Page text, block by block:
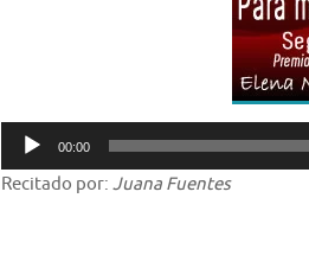
Reproductor
de
audio
00:00
Recitado por: Juana Fuentes